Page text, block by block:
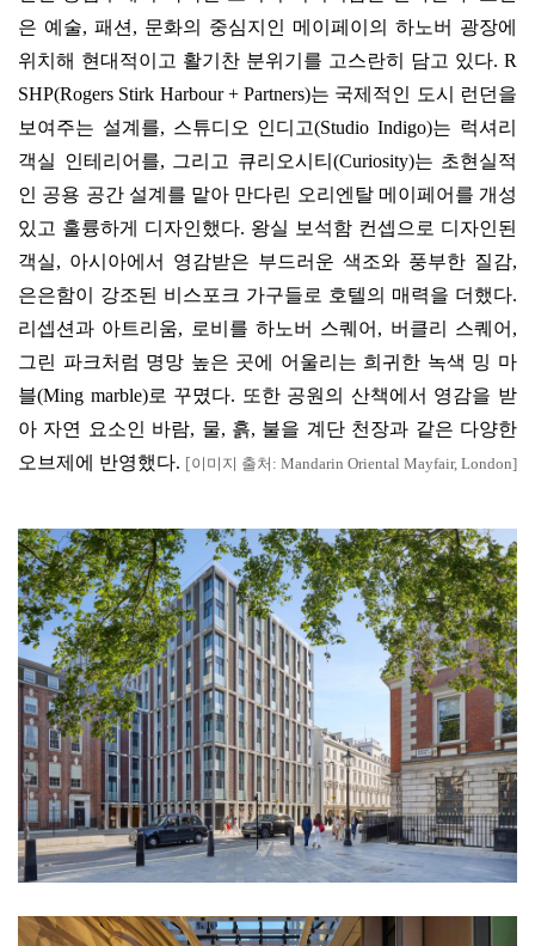
은 예술, 패션 , 문화의 중심지인 메이페이의 하노버 광장에
위치해 현대적이고 활기찬 분위기를 고스란히 담고 있다. R
SHP(Rogers Stirk Harbour + Partners)는 국제적인 도시 런던을
보여주는 설계를, 스튜디오 인디고(Studio Indigo)는 럭셔리
객실 인테리어를, 그리고 큐리오시티 (Curiosity)는 초현실적
인 공용 공간 설계를 맡아 만다린 오리엔탈 메이페어를 개성
있고 훌륭하게 디자인했다. 왕실 보석함 컨셉으로 디자인된
객실, 아시아에서 영감받은 부드러운 색조와 풍부한 질감,
은은함이 강조된 비스포크 가구들로 호텔의 매력을 더했다.
리셉션과 아트리움, 로비를 하노버 스퀘어 , 버클리 스퀘어 ,
그린 파크처럼 명망 높은 곳에 어울리는 희귀한 녹색 밍 마
블(Ming marble)로 꾸몄다. 또한 공원의 산책에서 영감을 받
아 자연 요소인 바람, 물, 흙, 불을 계단 천장과 같은 다양한
오브제에 반영했다. [이미지 출처 : Mandarin Oriental Mayfair, London]